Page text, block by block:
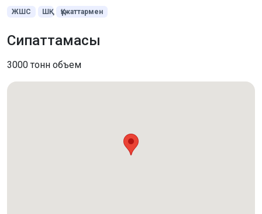
ЖШС ШҚ Құжаттармен
Сипаттамасы
3000 тонн объем